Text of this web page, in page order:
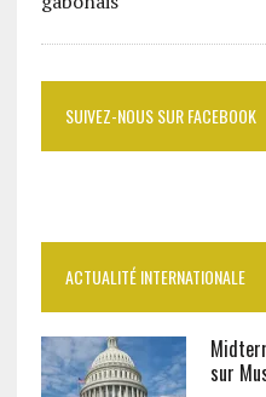
SUIVEZ-NOUS SUR FACEBOOK
ACTUALITÉ INTERNATIONALE
sur